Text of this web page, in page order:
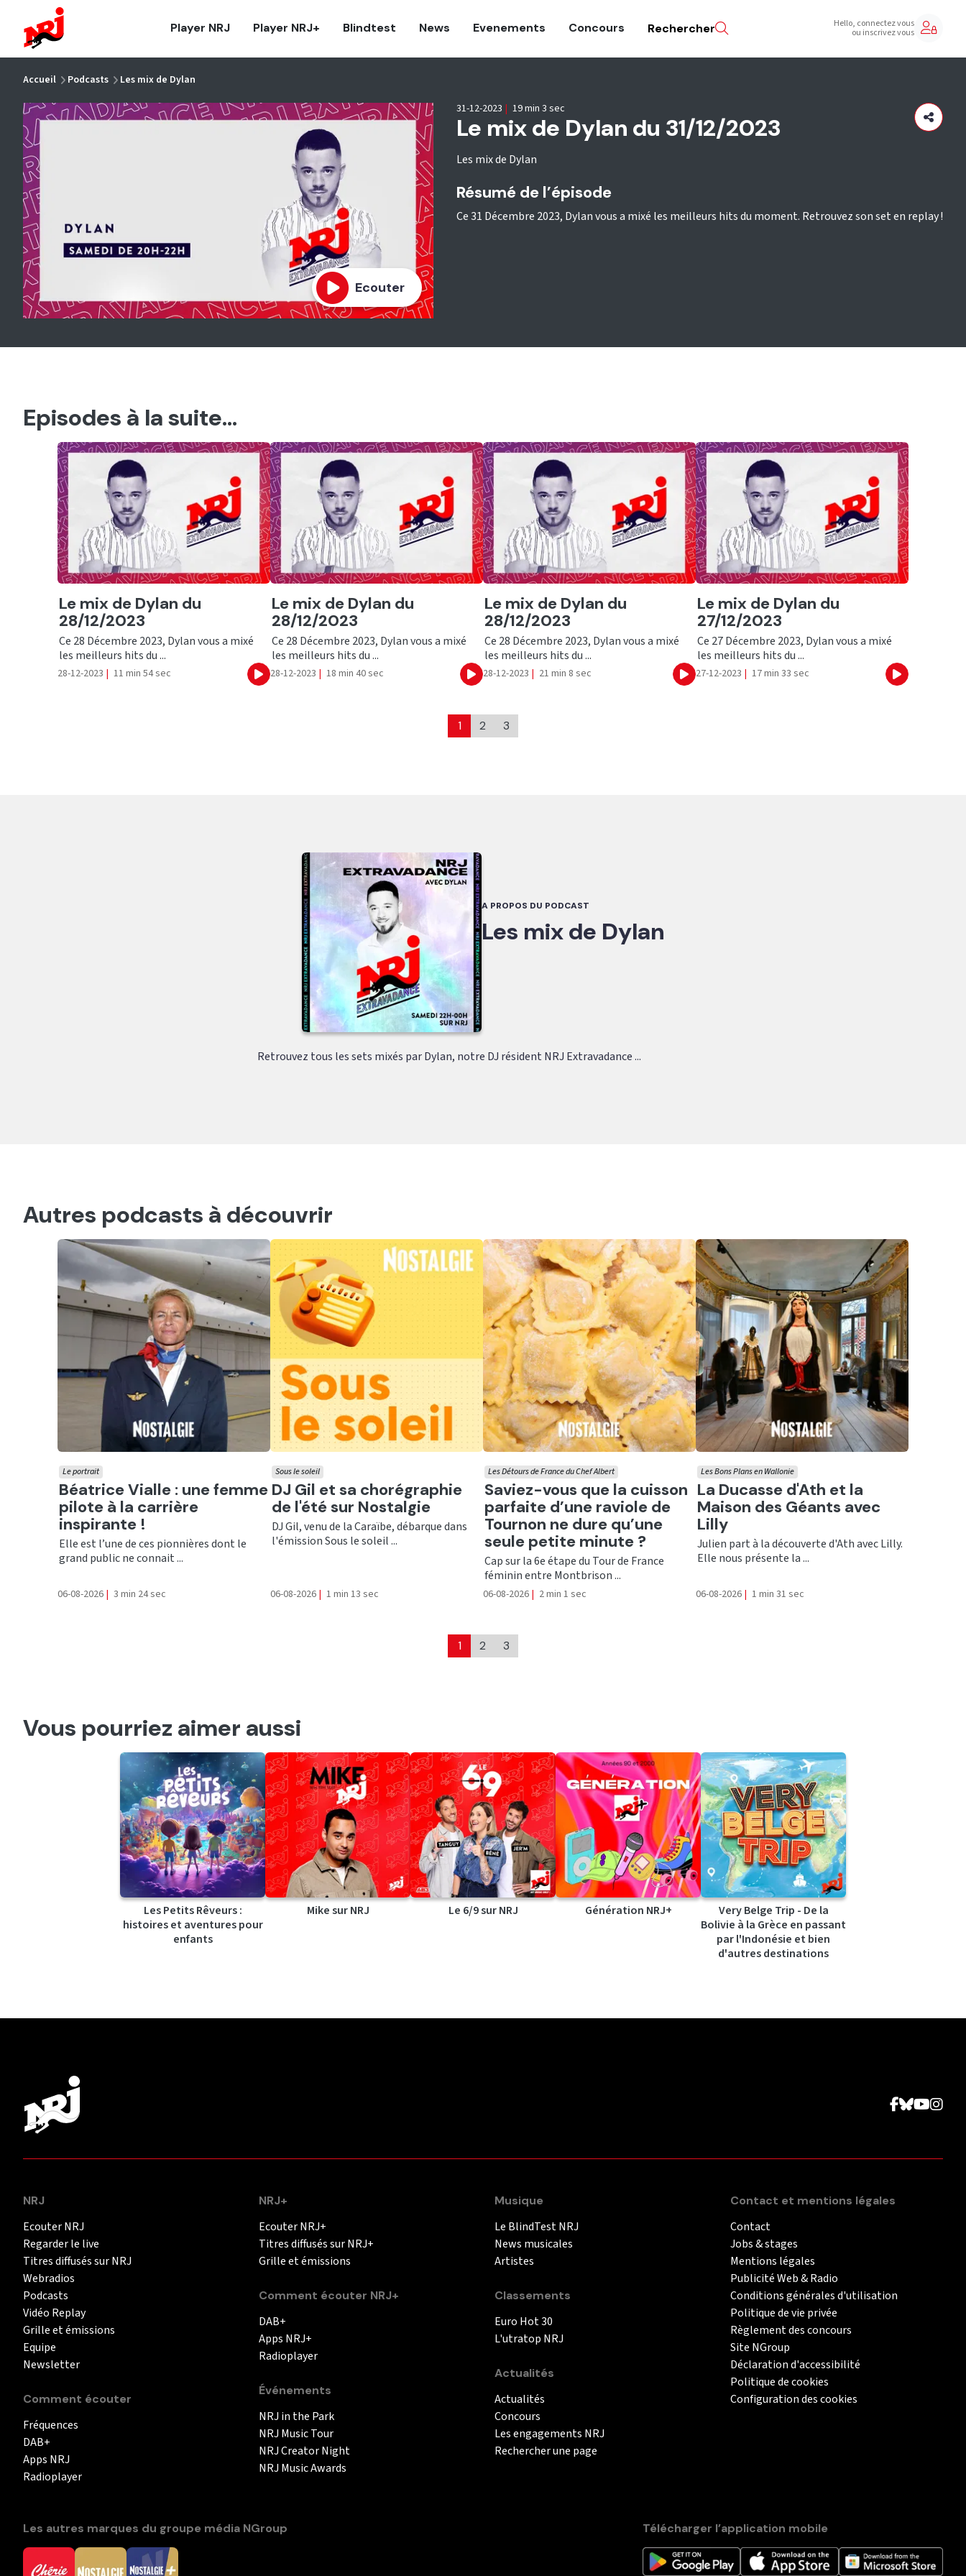
Player NRJ Player NRJ+ Blindtest News Evenements Concours Rechercher Hello, connectez vous
ou inscrivez vous
Accueil Podcasts Les mix de Dylan
Ecouter
Le mix de Dylan du 31/12/2023
Les mix de Dylan
31-12-2023 | 19 min 3 sec
Résumé de l’épisode
Ce 31 Décembre 2023, Dylan vous a mixé les meilleurs hits du moment. Retrouvez son set en replay !
Episodes à la suite...
Ecouter
Le mix de Dylan du
28/12/2023
Ce 28 Décembre 2023, Dylan vous a mixé
les meilleurs hits du ...
28-12-2023 | 11 min 54 sec Ecouter
Ecouter
Le mix de Dylan du
28/12/2023
Ce 28 Décembre 2023, Dylan vous a mixé
les meilleurs hits du ...
28-12-2023 | 18 min 40 sec Ecouter
Ecouter
Le mix de Dylan du
28/12/2023
Ce 28 Décembre 2023, Dylan vous a mixé
les meilleurs hits du ...
28-12-2023 | 21 min 8 sec Ecouter
Ecouter
Le mix de Dylan du
27/12/2023
Ce 27 Décembre 2023, Dylan vous a mixé
les meilleurs hits du ...
27-12-2023 | 17 min 33 sec Ecouter
1 2 3
A PROPOS DU PODCAST
Les mix de Dylan
Retrouvez tous les sets mixés par Dylan, notre DJ résident NRJ Extravadance ...
Autres podcasts à découvrir
Ecouter
Béatrice Vialle : une femme
pilote à la carrière
inspirante !
Le portrait
Elle est l’une de ces pionnières dont le
grand public ne connait ...
06-08-2026 | 3 min 24 sec
Ecouter
DJ Gil et sa chorégraphie
de l'été sur Nostalgie
Sous le soleil
DJ Gil, venu de la Caraïbe, débarque dans
l'émission Sous le soleil ...
06-08-2026 | 1 min 13 sec
Ecouter
Saviez-vous que la cuisson
parfaite d’une raviole de
Tournon ne dure qu’une
seule petite minute ?
Les Détours de France du Chef Albert
Cap sur la 6e étape du Tour de France
féminin entre Montbrison ...
06-08-2026 | 2 min 1 sec
Ecouter
La Ducasse d'Ath et la
Maison des Géants avec
Lilly
Les Bons Plans en Wallonie
Julien part à la découverte d'Ath avec Lilly.
Elle nous présente la ...
06-08-2026 | 1 min 31 sec
1 2 3
Vous pourriez aimer aussi
Les Petits Rêveurs :
histoires et aventures pour
enfants
Mike sur NRJ Le 6/9 sur NRJ Génération NRJ+
Very Belge Trip - De la
Bolivie à la Grèce en passant
par l'Indonésie et bien
d'autres destinations
NRJ
Ecouter NRJ
Regarder le live
Titres diffusés sur NRJ
Webradios
Podcasts
Vidéo Replay
Grille et émissions
Equipe
Newsletter
Comment écouter
Fréquences
DAB+
Apps NRJ
Radioplayer
NRJ+
Ecouter NRJ+
Titres diffusés sur NRJ+
Grille et émissions
Comment écouter NRJ+
DAB+
Apps NRJ+
Radioplayer
Événements
NRJ in the Park
NRJ Music Tour
NRJ Creator Night
NRJ Music Awards
Musique
Le BlindTest NRJ
News musicales
Artistes
Classements
Euro Hot 30
L'utratop NRJ
Actualités
Actualités
Concours
Les engagements NRJ
Rechercher une page
Contact et mentions légales
Contact
Jobs & stages
Mentions légales
Publicité Web & Radio
Conditions générales d'utilisation
Politique de vie privée
Règlement des concours
Site NGroup
Déclaration d'accessibilité
Politique de cookies
Configuration des cookies
Les autres marques du groupe média NGroup Télécharger l’application mobile